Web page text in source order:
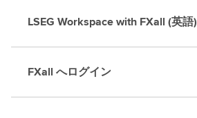
LSEG Workspace with FXall (英語)
FXall へログイン